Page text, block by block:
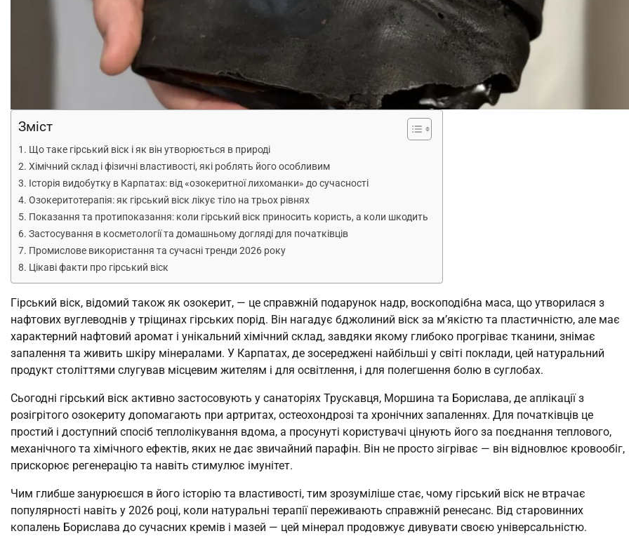
Зміст
Що таке гірський віск і як він утворюється в природі
Хімічний склад і фізичні властивості, які роблять його особливим
Історія видобутку в Карпатах: від «озокеритної лихоманки» до сучасності
Озокеритотерапія: як гірський віск лікує тіло на трьох рівнях
Показання та протипоказання: коли гірський віск приносить користь, а коли шкодить
Застосування в косметології та домашньому догляді для початківців
Промислове використання та сучасні тренди 2026 року
Цікаві факти про гірський віск
Гірський віск, відомий також як озокерит, — це справжній подарунок надр, воскоподібна маса, що утворилася з
нафтових вуглеводнів у тріщинах гірських порід. Він нагадує бджолиний віск за м’якістю та пластичністю, але має
характерний нафтовий аромат і унікальний хімічний склад, завдяки якому глибоко прогріває тканини, знімає
запалення та живить шкіру мінералами. У Карпатах, де зосереджені найбільші у світі поклади, цей натуральний
продукт століттями слугував місцевим жителям і для освітлення, і для полегшення болю в суглобах.
Сьогодні гірський віск активно застосовують у санаторіях Трускавця, Моршина та Борислава, де аплікації з
розігрітого озокериту допомагають при артритах, остеохондрозі та хронічних запаленнях. Для початківців це
простий і доступний спосіб теплолікування вдома, а просунуті користувачі цінують його за поєднання теплового,
механічного та хімічного ефектів, яких не дає звичайний парафін. Він не просто зігріває — він відновлює кровообіг,
прискорює регенерацію та навіть стимулює імунітет.
Чим глибше занурюєшся в його історію та властивості, тим зрозуміліше стає, чому гірський віск не втрачає
популярності навіть у 2026 році, коли натуральні терапії переживають справжній ренесанс. Від старовинних
копалень Борислава до сучасних кремів і мазей — цей мінерал продовжує дивувати своєю універсальністю.